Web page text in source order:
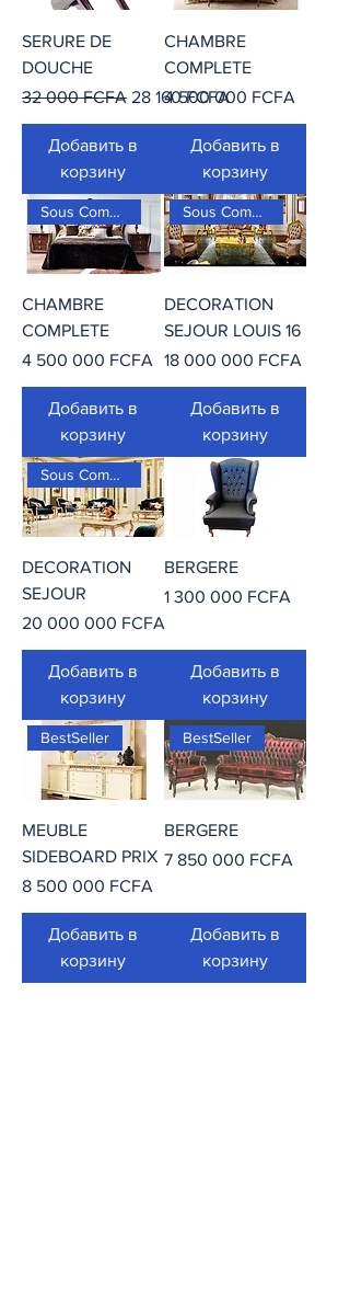
SERURE DE
DOUCHE
Обычная цена
32 000 FCFA Цена со скидкой
28 160 FCFA
Добавить в
корзину
CHAMBRE
COMPLETE
Цена
4 500 000 FCFA
Добавить в
корзину
Sous Commande
CHAMBRE
COMPLETE
Цена
4 500 000 FCFA
Добавить в
корзину
Sous Commande
DECORATION
SEJOUR LOUIS 16
Цена
18 000 000 FCFA
Добавить в
корзину
Sous Commande
DECORATION
SEJOUR
Цена
20 000 000 FCFA
Добавить в
корзину
BERGERE
Цена
1 300 000 FCFA
Добавить в
корзину
BestSeller
MEUBLE
SIDEBOARD PRIX
Цена
8 500 000 FCFA
Добавить в
корзину
BestSeller
BERGERE
Цена
7 850 000 FCFA
Добавить в
корзину